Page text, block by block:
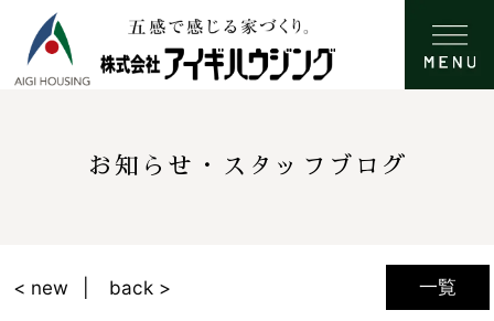
お知らせ・スタッフブログ
一覧
< new back >